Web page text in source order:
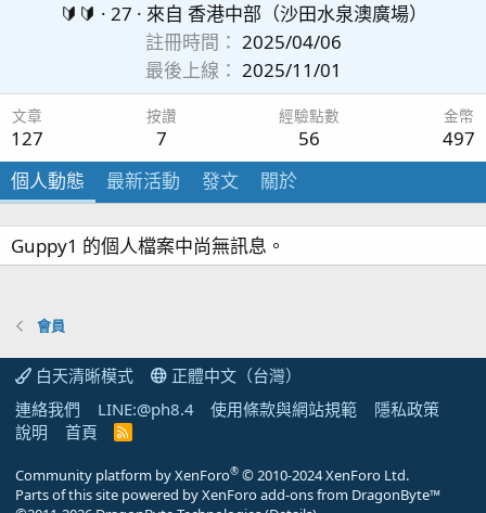
🔰🔰 · 27 · 來自 香港中部（沙田水泉澳廣場）
註冊時間
2025/04/06
最後上線
2025/11/01
文章
127
按讚
7
經驗點數
56
金幣
497
個人動態
最新活動 發文 關於
Guppy1 的個人檔案中尚無訊息。
會員
白天清晰模式
正體中文（台灣）
連絡我們
LINE:@ph8.4 使用條款與網站規範
隱私政策
說明
首頁
R
Community platform by XenForo® © 2010-2024 XenForo Ltd.
Parts of this site powered byXenForo add-ons from DragonByte™